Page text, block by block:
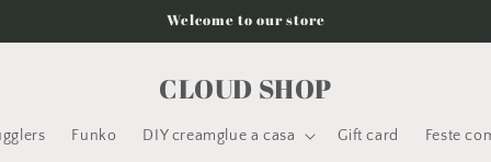
Welcome to our store
CLOUD SHOP
Funko DIY creamglue a casa Gift card Feste